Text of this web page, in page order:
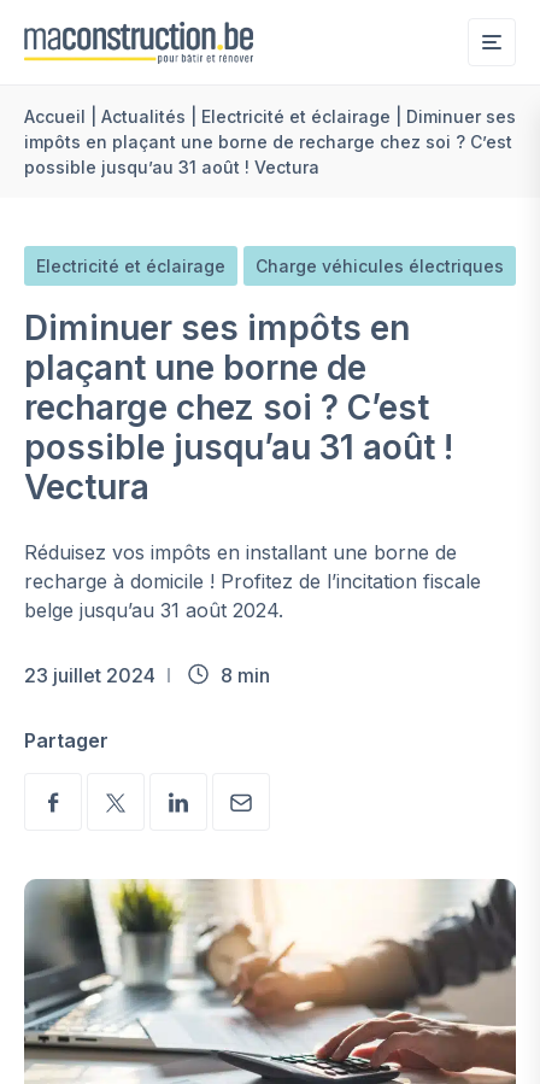
Accueil Actualités Electricité et éclairage
Diminuer ses
impôts en plaçant une borne de recharge chez soi ? C’est
possible jusqu’au 31 août ! Vectura
Electricité et éclairage Charge véhicules électriques
Diminuer ses impôts en
plaçant une borne de
recharge chez soi ? C’est
possible jusqu’au 31 août !
Vectura
Réduisez vos impôts en installant une borne de
recharge à domicile ! Profitez de l’incitation fiscale
belge jusqu’au 31 août 2024.
23 juillet 2024 8 min
Partager